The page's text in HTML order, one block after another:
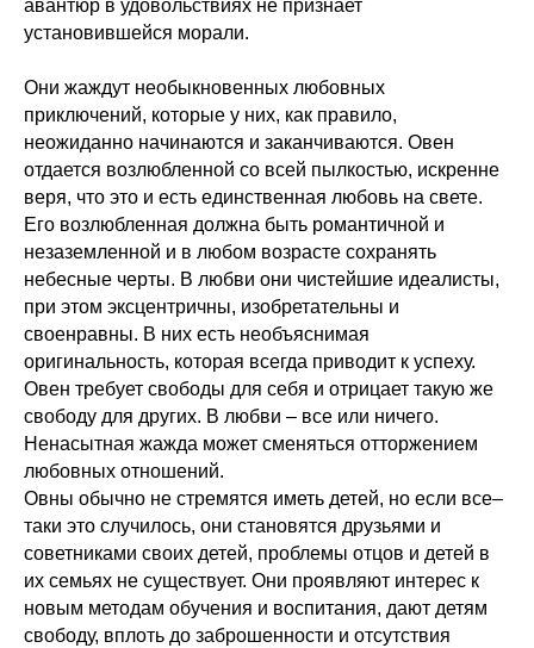
авантюр в удовольствиях не признает
установившейся морали.
Они жаждут необыкновенных любовных
приключений, которые у них, как правило,
неожиданно начинаются и заканчиваются. Овен
отдается возлюбленной со всей пылкостью, искренне
веря, что это и есть единственная любовь на свете.
Его возлюбленная должна быть романтичной и
незаземленной и в любом возрасте сохранять
небесные черты. В любви они чистейшие идеалисты,
при этом эксцентричны, изобретательны и
своенравны. В них есть необъяснимая
оригинальность, которая всегда приводит к успеху.
Овен требует свободы для себя и отрицает такую же
свободу для других. В любви – все или ничего.
Ненасытная жажда может сменяться отторжением
любовных отношений.
Овны обычно не стремятся иметь детей, но если все–
таки это случилось, они становятся друзьями и
советниками своих детей, проблемы отцов и детей в
их семьях не существует. Они проявляют интерес к
новым методам обучения и воспитания, дают детям
свободу, вплоть до заброшенности и отсутствия